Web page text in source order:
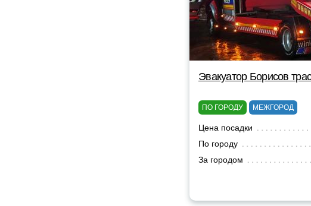
Эвакуатор Борисов
ПО ГОРОДУ МЕЖГОРОД
Цена посадки
По городу
За городом